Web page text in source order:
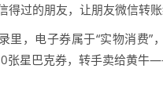
得过的朋友，让朋友微信转
里，电子券属于“实物消费
张星巴克券，转手卖给黄